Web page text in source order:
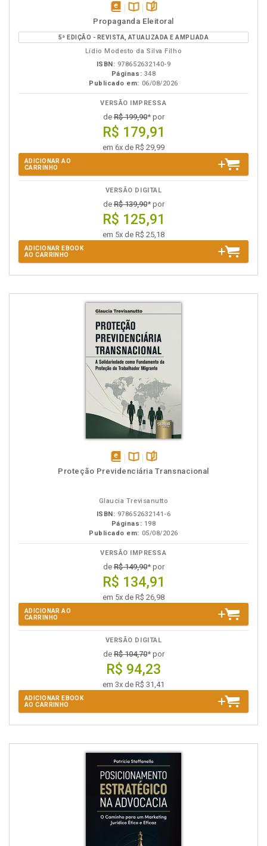
disponível
em
eBook
Disponível
na
B.V.
páginas
Propaganda Eleitoral
5ª EDIÇÃO - REVISTA, ATUALIZADA E AMPLIADA
Lídio Modesto da Silva Filho
ISBN: 978652632140-9
Páginas: 348
Publicado em: 06/08/2026
VERSÃO IMPRESSA
deR$ 199,90* por
R$ 179,91
em 6x de R$ 29,99
ADICIONAR AO
CARRINHO
VERSÃO DIGITAL
deR$ 139,90* por
R$ 125,91
em 5x de R$ 25,18
ADICIONAR EBOOK
AO CARRINHO
disponívelDisponível
páginas
Proteção Previdenciária Transnacional
Glaucia Trevisanutto
ISBN: 978652632141-6
Páginas: 198
Publicado em: 05/08/2026
VERSÃO IMPRESSA
deR$ 149,90* por
R$ 134,91
em 5x de R$ 26,98
ADICIONAR AO
CARRINHO
VERSÃO DIGITAL
deR$ 104,70* por
R$ 94,23
em 3x de R$ 31,41
ADICIONAR EBOOK
AO CARRINHO